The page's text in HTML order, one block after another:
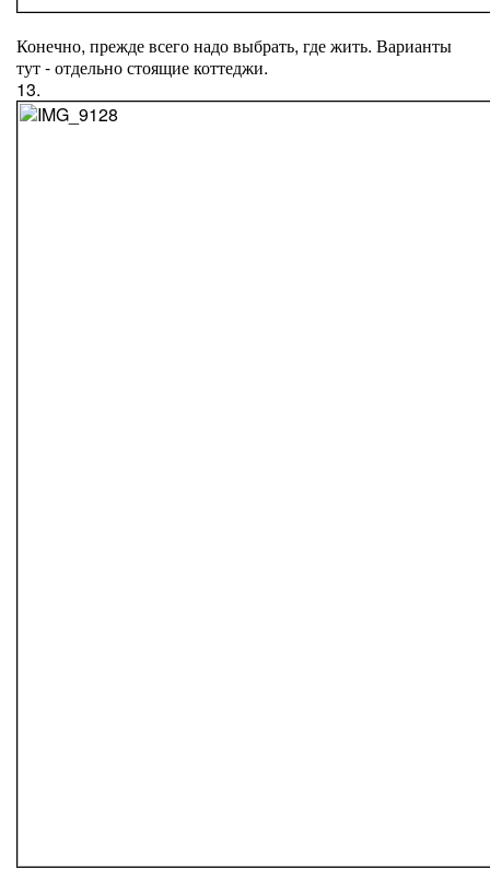
Конечно, прежде всего надо выбрать, где жить. Варианты
тут - отдельно стоящие коттеджи.
13.